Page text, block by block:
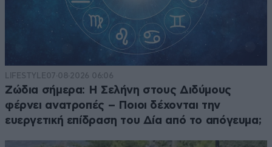
LIFESTYLE07·08·2026 06:06
Ζώδια σήμερα: Η Σελήνη στους Διδύμους
φέρνει ανατροπές – Ποιοι δέχονται την
ευεργετική επίδραση του Δία από το απόγευμα;